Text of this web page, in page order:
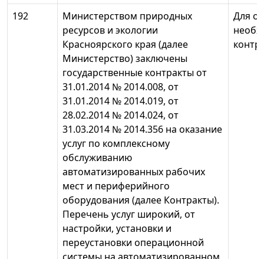
192
Министерством природных
ресурсов и экологии
Красноярского края (далее
Министерство) заключены
государственные контракты от
31.01.2014 № 2014.008, от
31.01.2014 № 2014.019, от
28.02.2014 № 2014.024, от
31.03.2014 № 2014.356 на оказание
услуг по комплексному
обслуживанию
автоматизированных рабочих
мест и периферийного
оборудования (далее Контракты).
Перечень услуг широкий, от
настройки, установки и
переустановки операционной
Для